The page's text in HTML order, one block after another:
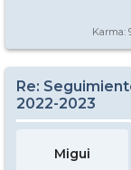
Karma:
Re:
2022-2023
Migui